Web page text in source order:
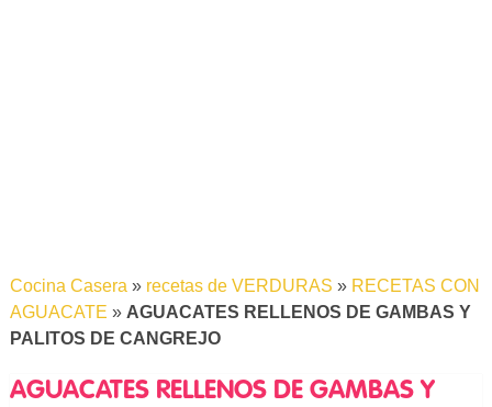
Cocina Casera» recetas de VERDURAS » RECETAS CON
AGUACATE » AGUACATES RELLENOS DE GAMBAS Y
PALITOS DE CANGREJO
AGUACATES RELLENOS DE GAMBAS Y